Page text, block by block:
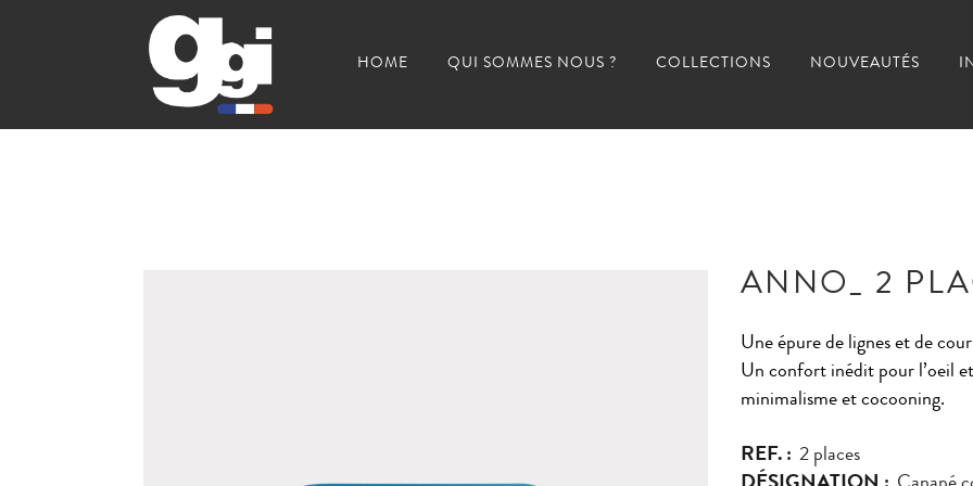
HOME QUI SOMMES NOUS ? COLLECTIONS NOUVEAUTÉS
ANNO_ 2
Une épure de lignes et de
Un confort inédit pour l’oeil
minimalisme et cocooning.
REF. : 2 places